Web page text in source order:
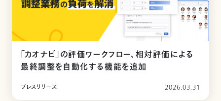
「カオナビ」の評価ワークフロー、相対評価による
最終調整を自動化する機能を追加
プレスリリース 2026.03.31